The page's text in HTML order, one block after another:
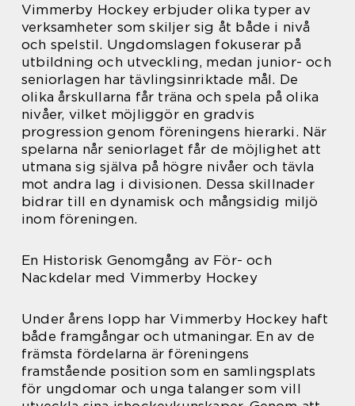
Vimmerby Hockey erbjuder olika typer av
verksamheter som skiljer sig åt både i nivå
och spelstil. Ungdomslagen fokuserar på
utbildning och utveckling, medan junior- och
seniorlagen har tävlingsinriktade mål. De
olika årskullarna får träna och spela på olika
nivåer, vilket möjliggör en gradvis
progression genom föreningens hierarki. När
spelarna når seniorlaget får de möjlighet att
utmana sig själva på högre nivåer och tävla
mot andra lag i divisionen. Dessa skillnader
bidrar till en dynamisk och mångsidig miljö
inom föreningen.
En Historisk Genomgång av För- och
Nackdelar med Vimmerby Hockey
Under årens lopp har Vimmerby Hockey haft
både framgångar och utmaningar. En av de
främsta fördelarna är föreningens
framstående position som en samlingsplats
för ungdomar och unga talanger som vill